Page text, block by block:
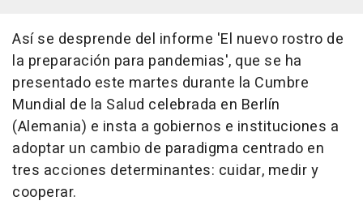
Así se desprende del informe 'El nuevo rostro de
la preparación para pandemias', que se ha
presentado este martes durante la Cumbre
Mundial de la Salud celebrada en Berlín
(Alemania) e insta a gobiernos e instituciones a
adoptar un cambio de paradigma centrado en
tres acciones determinantes: cuidar, medir y
cooperar.